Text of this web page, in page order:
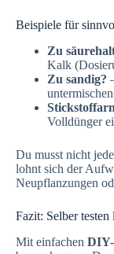
Beispiele für
Zu
Kalk
Zu sandig?
untermischen
Volldünger
Du musst nicht
lohnt sich der
Neupflanzungen
Fazit: Selber testen
Mit einfachen DIY-